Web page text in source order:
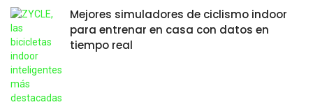
Mejores simuladores de ciclismo indoor
para entrenar en casa con datos en
tiempo real